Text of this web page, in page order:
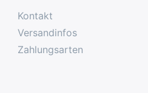
Kontakt
Versandinfos
Zahlungsarten